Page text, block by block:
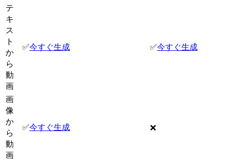
テ
キ
ス
ト
か
ら
動
画
✅今すぐ生成 ✅今すぐ生成
画
像
か
ら
動
画
✅今すぐ生成 ❌